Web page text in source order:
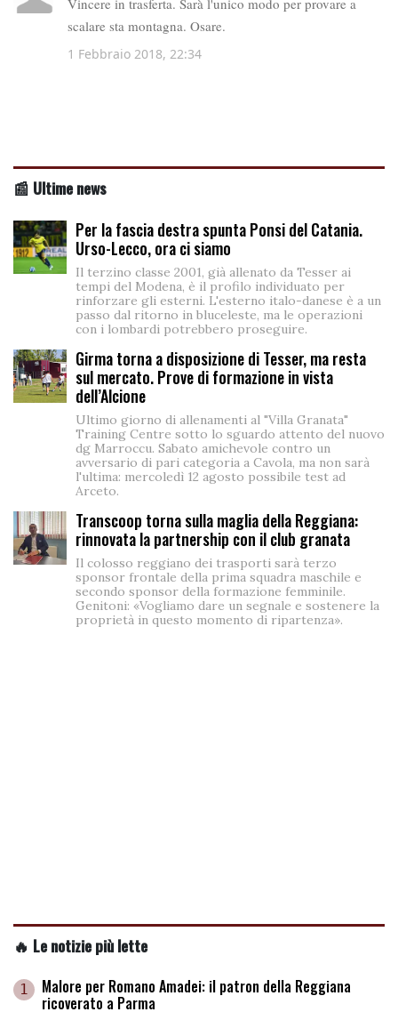
📰 Ultime news
Per la fascia destra spunta Ponsi del Catania.
Urso-Lecco, ora ci siamo
Il terzino classe 2001, già allenato da Tesser ai
tempi del Modena, è il profilo individuato per
rinforzare gli esterni. L'esterno italo-danese è a un
passo dal ritorno in bluceleste, ma le operazioni
con i lombardi potrebbero proseguire.
Girma torna a disposizione di Tesser, ma resta
sul mercato. Prove di formazione in vista
dell’Alcione
Ultimo giorno di allenamenti al "Villa Granata"
Training Centre sotto lo sguardo attento del nuovo
dg Marroccu. Sabato amichevole contro un
avversario di pari categoria a Cavola, ma non sarà
l'ultima: mercoledì 12 agosto possibile test ad
Arceto.
Transcoop torna sulla maglia della Reggiana:
rinnovata la partnership con il club granata
Il colosso reggiano dei trasporti sarà terzo
sponsor frontale della prima squadra maschile e
secondo sponsor della formazione femminile.
Genitoni: «Vogliamo dare un segnale e sostenere la
proprietà in questo momento di ripartenza».
🔥 Le notizie più lette
1 Malore per Romano Amadei: il patron della Reggiana
ricoverato a Parma